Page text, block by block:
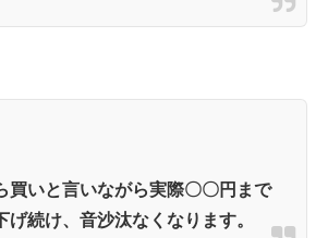
買いと言いながら実際〇〇円まで
げ続け、音沙汰なくなります。